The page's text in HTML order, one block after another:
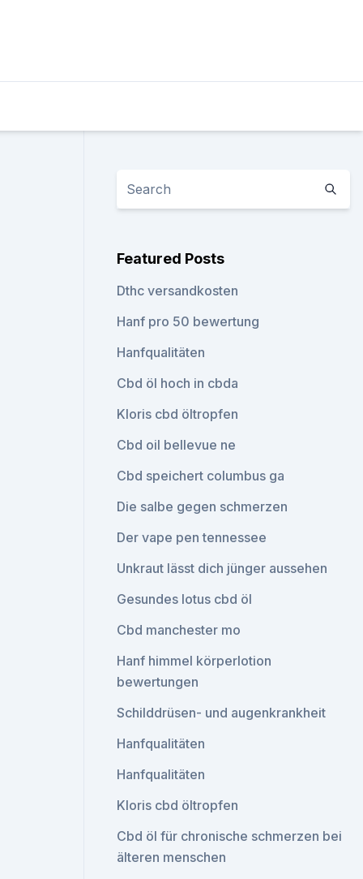
Featured Posts
Dthc versandkosten
Hanf pro 50 bewertung
Hanfqualitäten
Cbd öl hoch in cbda
Kloris cbd öltropfen
Cbd oil bellevue ne
Cbd speichert columbus ga
Die salbe gegen schmerzen
Der vape pen tennessee
Unkraut lässt dich jünger aussehen
Gesundes lotus cbd öl
Cbd manchester mo
Hanf himmel körperlotion
bewertungen
Schilddrüsen- und augenkrankheit
Hanfqualitäten
Hanfqualitäten
Kloris cbd öltropfen
Cbd öl für chronische schmerzen bei
älteren menschen